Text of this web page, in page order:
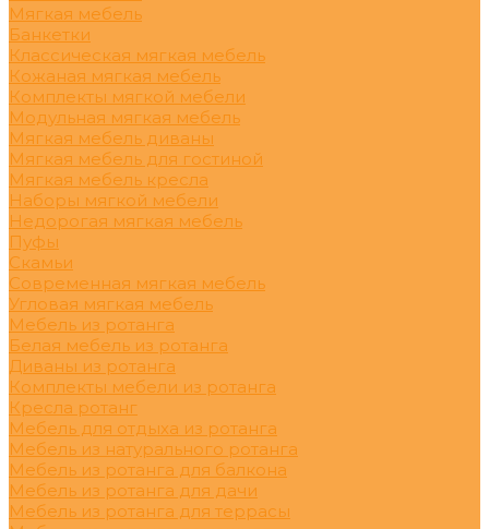
Мягкая мебель
Банкетки
Классическая мягкая мебель
Кожаная мягкая мебель
Комплекты мягкой мебели
Модульная мягкая мебель
Мягкая мебель диваны
Мягкая мебель для гостиной
Мягкая мебель кресла
Наборы мягкой мебели
Недорогая мягкая мебель
Пуфы
Скамьи
Современная мягкая мебель
Угловая мягкая мебель
Мебель из ротанга
Белая мебель из ротанга
Диваны из ротанга
Комплекты мебели из ротанга
Кресла ротанг
Мебель для отдыха из ротанга
Мебель из натурального ротанга
Мебель из ротанга для балкона
Мебель из ротанга для дачи
Мебель из ротанга для террасы